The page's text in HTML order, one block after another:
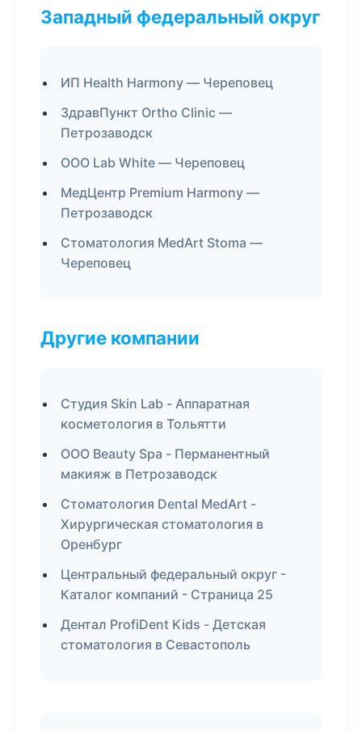
Западный федеральный округ
ИП Health Harmony — Череповец
ЗдравПункт Ortho Clinic —
Петрозаводск
ООО Lab White — Череповец
МедЦентр Premium Harmony —
Петрозаводск
Стоматология MedArt Stoma —
Череповец
Другие компании
Студия Skin Lab - Аппаратная
косметология в Тольятти
ООО Beauty Spa - Перманентный
макияж в Петрозаводск
Стоматология Dental MedArt -
Хирургическая стоматология в
Оренбург
Центральный федеральный округ -
Каталог компаний - Страница 25
Дентал ProfiDent Kids - Детская
стоматология в Севастополь